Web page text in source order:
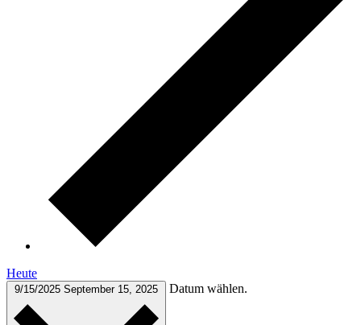
Heute
9/15/2025 September 15, 2025 Datum wählen.